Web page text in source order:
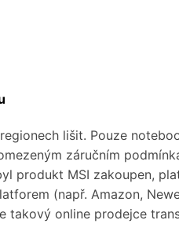
lišit. Pouze
záručním
produkt MSI zakoupen,
(např. Amazon,
takový online prodejce